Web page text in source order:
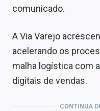
comunicado.
A Via Varejo
acelerando os
malha logística com
digitais de vendas.
CONTINUA